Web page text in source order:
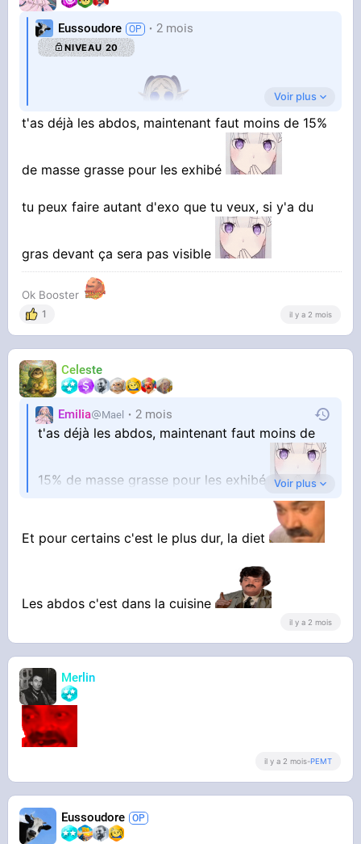
Eussoudore 2 mois
NIVEAU 20
3 mois d'exo planche et flexion abdominale
Voir plus
t'as déjà les abdos, maintenant faut moins de 15%
de masse grasse pour les exhibé
tu peux faire autant d'exo que tu veux, si y'a du
gras devant ça sera pas visible
Ok Booster
1 il y a 2 mois
Celeste
EmiIia Mael 2 mois
t'as déjà les abdos, maintenant faut moins de
15% de masse grasse pour les exhibé
tu peux faire autant d'exo que tu veux, si y'a du
gras devant ça sera pas visible
Voir plus
Et pour certains c'est le plus dur, la diet
Les abdos c'est dans la cuisine
il y a 2 mois
Merlin
il y a 2 mois-PEMT
Eussoudore